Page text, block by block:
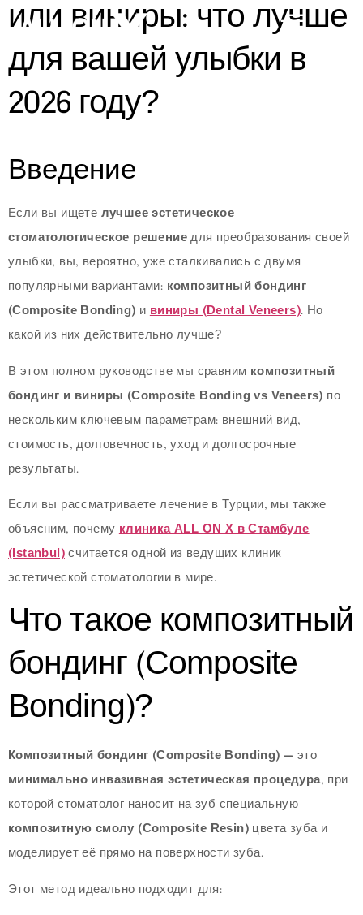
или виниры: что лучше
для вашей улыбки в
2026 году?
Введение
Если вы ищете лучшее эстетическое
стоматологическое решениедля преобразования своей
улыбки, вы, вероятно, уже сталкивались с двумя
популярными вариантами: композитный бондинг
(Composite Bonding) ивиниры (Dental Veneers). Но
какой из них действительно лучше?
В этом полном руководстве мы сравним композитный
бондинг и виниры (Composite Bonding vs Veneers) по
нескольким ключевым параметрам: внешний вид,
стоимость, долговечность, уход и долгосрочные
результаты.
Если вы рассматриваете лечение в Турции, мы также
объясним, почемуклиника ALL ON X в Стамбуле
(Istanbul)считается одной из ведущих клиник
эстетической стоматологии в мире.
Что такое композитный
бондинг (Composite
Bonding)?
Композитный бондинг (Composite Bonding) — это
минимально инвазивная эстетическая процедура, при
которой стоматолог наносит на зуб специальную
композитную смолу (Composite Resin) цвета зуба и
моделирует её прямо на поверхности зуба.
Этот метод идеально подходит для: